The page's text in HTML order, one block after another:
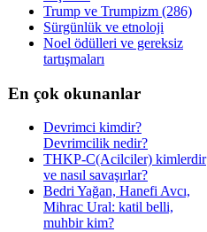
Trump ve Trumpizm (286)
Sürgünlük ve etnoloji
Noel ödülleri ve gereksiz
tartışmaları
En çok okunanlar
Devrimci kimdir?
Devrimcilik nedir?
THKP-C(Acilciler) kimlerdir
ve nasıl savaşırlar?
Bedri Yağan, Hanefi Avcı,
Mihrac Ural: katil belli,
muhbir kim?